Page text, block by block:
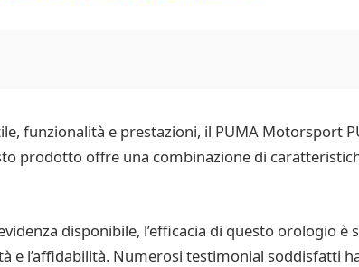
funzionalità e prestazioni, il PUMA Motorsport
prodotto offre una combinazione di
disponibile, l’efficacia di questo orologio
e l’affidabilità. Numerosi testimonial soddisfatti